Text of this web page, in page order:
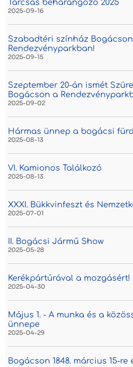
Tárcsás beharangozó 2025
2025-09-16
Szabadtéri színház
Rendezvényparkban!
2025-09-15
Szeptember 20-án ismét
Bogácson a
2025-09-02
Hármas ünnep a bogácsi
2025-08-13
VI. Kamionos Találkozó
2025-08-13
XXXI. Bükkvinfeszt és
2025-07-01
II. Bogácsi Jármű Show
2025-05-28
Kerékpártúrával a mozgásért!
2025-04-30
Május 1. - A munka és a
ünnepe
2025-04-29
Bogácson 1848. március 15-re